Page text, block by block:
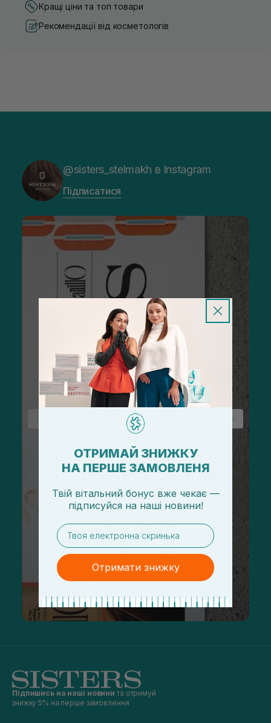
Кращі ціни та топ товари
Рекомендації від косметологів
@sisters_stelmakh в Instagram
Підписатися
Підпишись на наші новини та отримуй
знижку 5% на перше замовлення
ОТРИМАЙ ЗНИЖКУ
НА ПЕРШЕ ЗАМОВЛЕНЯ
Твій вітальний бонус вже чекає —
підписуйся на наші новини!
email
Отримати знижку